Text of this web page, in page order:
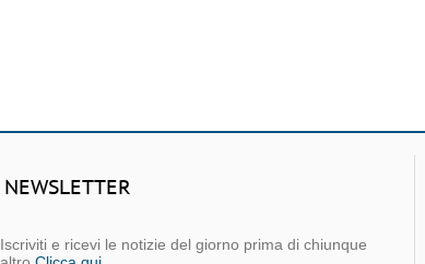
NEWSLETTER
Iscriviti e ricevi le notizie del giorno prima di chiunque